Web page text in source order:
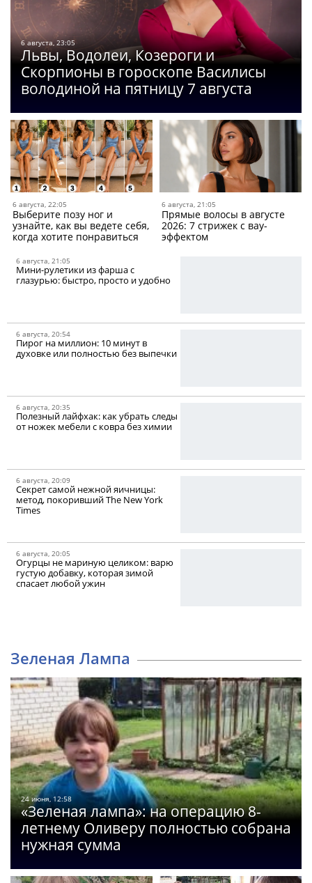
6 августа, 23:05
Львы, Водолеи, Козероги и
Скорпионы в гороскопе Василисы
володиной на пятницу 7 августа
6 августа, 22:05
Выберите позу ног и
узнайте, как вы ведете себя,
когда хотите понравиться
6 августа, 21:05
Прямые волосы в августе
2026: 7 стрижек с вау-
эффектом
6 августа, 21:05
Мини-рулетики из фарша c
глазурью: быстро, просто и удобно
6 августа, 20:54
Пирог на миллион: 10 минут в
духовке или полностью без выпечки
6 августа, 20:35
Полезный лайфхак: как убрать следы
от ножек мебели с ковра без химии
6 августа, 20:09
Секрет самой нежной яичницы:
метод, покоривший The New York
Times
6 августа, 20:05
Огурцы не мариную целиком: варю
густую добавку, которая зимой
спасает любой ужин
Зеленая Лампа
24 июня, 12:58
«Зеленая лампа»: на операцию 8-
летнему Оливеру полностью собрана
нужная сумма